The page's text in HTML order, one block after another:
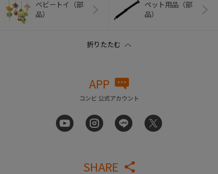
ベビートイ（部
品）
ペット用品（部
品）
APP
コンビ 公式アカウント
SHARE